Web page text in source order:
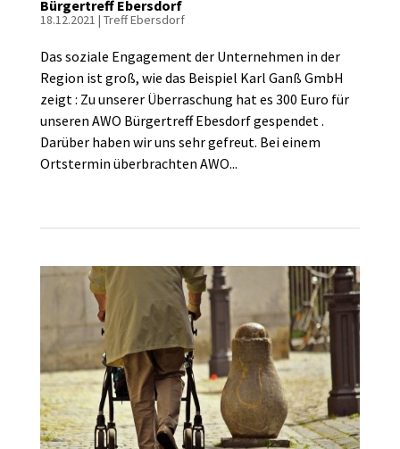
Bürgertreff Ebersdorf
18.12.2021 | Treff Ebersdorf
Das soziale Engagement der Unternehmen in der
Region ist groß, wie das Beispiel Karl Ganß GmbH
zeigt : Zu unserer Überraschung hat es 300 Euro für
unseren AWO Bürgertreff Ebesdorf gespendet .
Darüber haben wir uns sehr gefreut. Bei einem
Ortstermin überbrachten AWO...